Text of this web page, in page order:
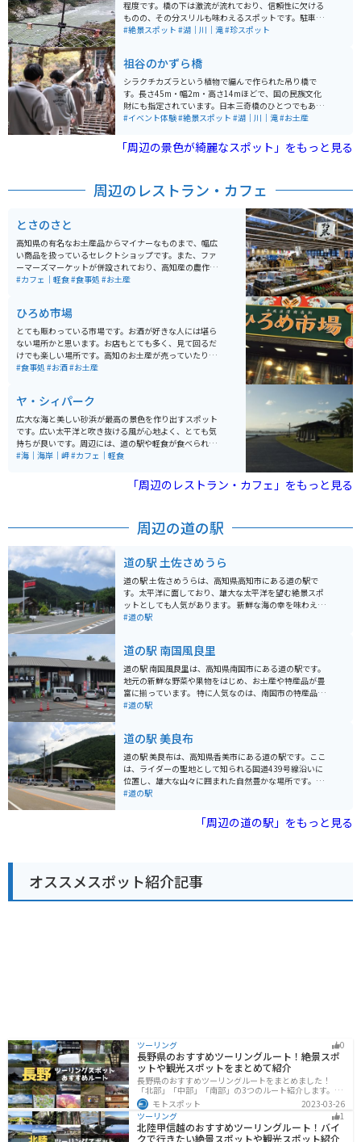
程度です。橋の下は激流が流れており、信頼性に欠ける
ものの、その分スリルも味わえるスポットです。駐車場
はありますが、あまり広くはありません。また、物を落
#絶景スポット #湖｜川｜滝#珍スポット
祖谷のかずら橋
シラクチカズラという植物で編んで作られた吊り橋で
す。長さ45m・幅2m・高さ14mほどで、国の民族文化
財にも指定されています。日本三奇橋のひとつでもあ
り、足元がスカスカで揺れるのでスリルがあります。 周
に染まり、冬は見事な雪景色と化します。 毎晩19時〜21
時はライトアップもされて幻想的な景色が見られるので
#イベント体験#絶景スポット #湖｜川｜滝#お土産
「周辺の景色が綺麗なスポット」をもっと見る
周辺のレストラン・カフェ
とさのさと
高知県の有名なお土産品からマイナーなものまで、幅広
い商品を扱っているセレクトショップです。また、ファ
ーマーズマーケットが併設されており、高知産の農作物
なども購入できます。店内にはお土産ショップの他にカ
#カフェ｜軽食#食事処 #お土産
ひろめ市場
とても賑わっている市場です。お酒が好きな人には堪ら
ない場所かと思います。お店もとても多く、見て回るだ
けでも楽しい場所です。高知のお土産が売っていたり、
店によっては持ち帰りもできるので、コロナ禍でも安心
#食事処 #お酒#お土産
ヤ・シィパーク
広大な海と美しい砂浜が最高の景色を作り出すスポット
です。広い太平洋と吹き抜ける風が心地よく、とても気
持ちが良いです。周辺には、道の駅や軽食が食べられる
レストラン、スイーツ店、農産物直売所など、多数の施
く、グルメやお土産も楽しめる素晴らしい場所です。
#海｜海岸｜岬#カフェ｜軽食
「周辺のレストラン・カフェ」をもっと見る
周辺の道の駅
道の駅 土佐さめうら
道の駅 土佐さめうらは、高知県高知市にある道の駅で
す。太平洋に面しており、雄大な太平洋を望む絶景スポ
ットとしても人気があります。 新鮮な海の幸を味わえる
レストランや、地元の特産品を販売するショップがあ
バイクで訪れる場合、道の駅には広い駐車場が完備され
ているので安心です。海岸線を走る爽快なツーリングを
楽しんだ後、休憩に立ち寄るのもおすすめです。周辺に
は、竜串海岸や足摺岬など、風光明媚な観光スポットも
点在しています。 名産品としては、カツオやマグロなど
#道の駅
道の駅 南国風良里
道の駅 南国風良里は、高知県南国市にある道の駅です。
地元の新鮮な野菜や果物をはじめ、お土産や特産品が豊
富に揃っています。 特に人気なのは、南国市の特産品で
ある土佐文旦を使ったジュースやスイーツです。また、
車場があるので安心です。周辺には、太平洋を一望でき
る絶景スポットや、歴史的な史跡など、観光スポットも
充実しているので、ツーリングの拠点としてもおすすめ
です。 高知県の名産品であるカツオのたたきや、龍馬カ
プチーノなども楽しむことができます。
#道の駅
道の駅 美良布
道の駅 美良布は、高知県香美市にある道の駅です。ここ
は、ライダーの聖地として知られる国道439号線沿いに
位置し、雄大な山々に囲まれた自然豊かな場所です。施
設内には、地元の特産品販売所やレストランがあり、高
元産の猪肉を使った「猪肉バーガー」です。 ジューシー
な猪肉と新鮮な野菜の組み合わせは絶品です。また、レ
多くのバイクが停められるので安心です。周辺には、ワ
インディングロードや景勝地が多く点在しており、ツー
リングの拠点としても最適です。
#道の駅
「周辺の道の駅」をもっと見る
オススメスポット紹介記事
ツーリング 0
長野県のおすすめツーリングルート！絶景スポ
ットや観光スポットをまとめて紹介
長野県のおすすめツーリングルートをまとめました！
「北部」「中部」「南部」の3つのルート紹介します。諏
訪湖やビーナスラインのような全国でも有名なツーリン
グスポットが多数あります。バイクで長野県にツーリン
グに行く際は参考にしてください。
モトスポット
2023-03-26
ツーリング
1
北陸甲信越のおすすめツーリングルート！バイ
クで行きたい絶景スポットや観光スポット紹介